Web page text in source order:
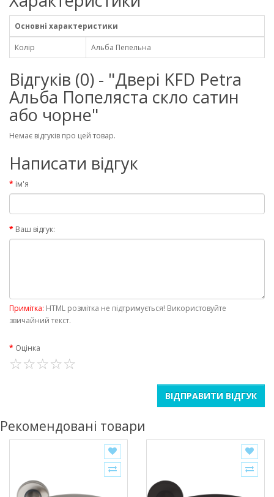
Основні характеристики
Колір Альба Пепельна
Відгуків (0) - "Двері KFD Petra
Альба Попеляста скло сатин
або чорне"
Немає відгуків про цей товар.
Написати відгук
ім'я
Ваш відгук:
Примітка: HTML розмітка не підтримується! Використовуйте
звичайний текст.
Оцінка
ВІДПРАВИТИ ВІДГУК
Рекомендовані товари